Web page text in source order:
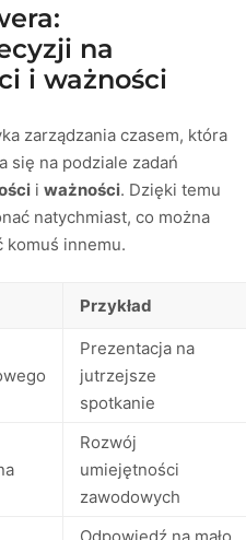
na
i ważności
zarządzania czasem, która
się na podziale zadań
iważności. Dzięki temu
natychmiast, co można
komuś innemu.
Przykład
Prezentacja na
jutrzejsze
spotkanie
Rozwój
umiejętności
zawodowych